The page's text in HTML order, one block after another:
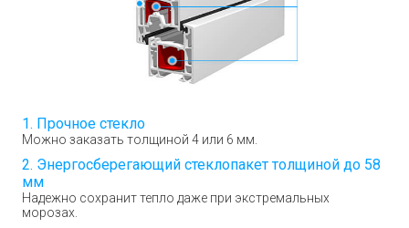
Прочное стекло
Можно заказать толщиной 4 или 6 мм.
Энергосберегающий стеклопакет толщиной до 58
мм
Надежно сохранит тепло даже при экстремальных
морозах.